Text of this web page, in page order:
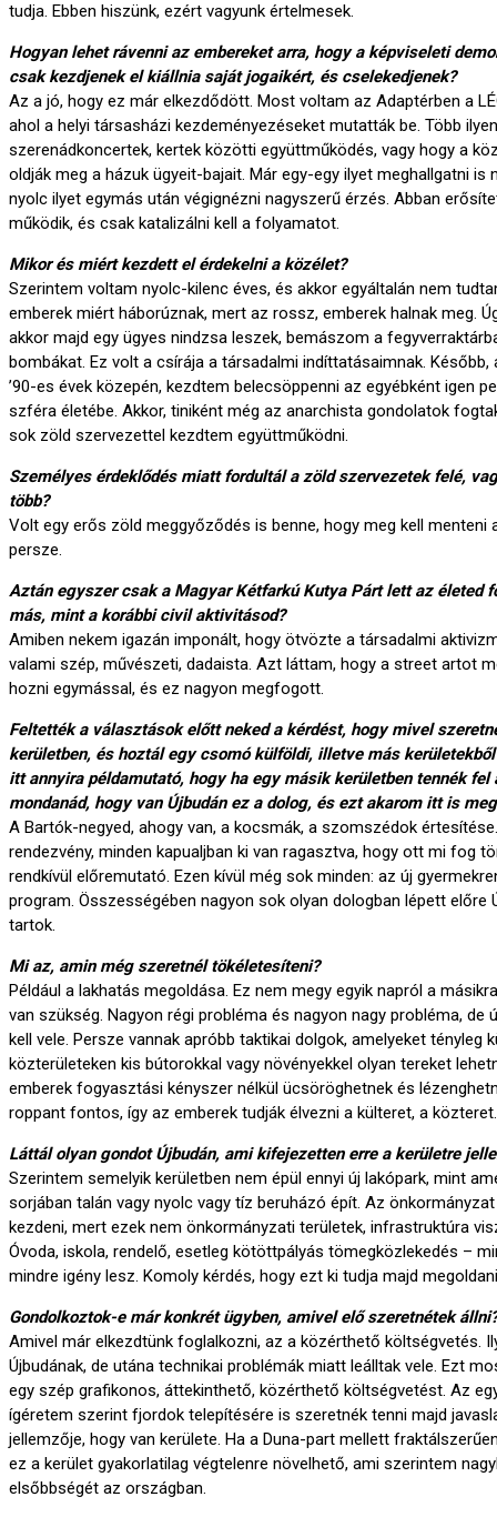
tudja. Ebben hiszünk, ezért vagyunk értelmesek.
Hogyan lehet rávenni az embereket arra, hogy a képviseleti
csak kezdjenek el kiállnia saját jogaikért, és cselekedjenek?
Az a jó, hogy ez már elkezdődött. Most voltam az Adaptérben a
ahol a helyi társasházi kezdeményezéseket mutatták be. Több
szerenádkoncertek, kertek közötti együttműködés, vagy hogy a
oldják meg a házuk ügyeit-bajait. Már egy-egy ilyet meghallgatni is
nyolc ilyet egymás után végignézni nagyszerű érzés. Abban
működik, és csak katalizálni kell a folyamatot.
Mikor és miért kezdett el érdekelni a közélet?
Szerintem voltam nyolc-kilenc éves, és akkor egyáltalán nem
emberek miért háborúznak, mert az rossz, emberek halnak meg.
akkor majd egy ügyes nindzsa leszek, bemászom a
bombákat. Ez volt a csírája a társadalmi indíttatásaimnak.
’90-es évek közepén, kezdtem belecsöppenni az egyébként igen
szféra életébe. Akkor, tiniként még az anarchista gondolatok
sok zöld szervezettel kezdtem együttműködni.
Személyes érdeklődés miatt fordultál a zöld szervezetek felé,
több?
Volt egy erős zöld meggyőződés is benne, hogy meg kell menteni
persze.
Aztán egyszer csak a Magyar Kétfarkú Kutya Párt lett az életed
más, mint a korábbi civil aktivitásod?
Amiben nekem igazán imponált, hogy ötvözte a társadalmi
valami szép, művészeti, dadaista. Azt láttam, hogy a street artot
hozni egymással, és ez nagyon megfogott.
Feltették a választások előtt neked a kérdést, hogy mivel
kerületben, és hoztál egy csomó külföldi, illetve más
itt annyira példamutató, hogy ha egy másik kerületben tennék fel
mondanád, hogy van Újbudán ez a dolog, és ezt akarom itt is
A Bartók-negyed, ahogy van, a kocsmák, a szomszédok
rendezvény, minden kapualjban ki van ragasztva, hogy ott mi fog
rendkívül előremutató. Ezen kívül még sok minden: az új
program. Összességében nagyon sok olyan dologban lépett előre
tartok.
Mi az, amin még szeretnél tökéletesíteni?
Például a lakhatás megoldása. Ez nem megy egyik napról a
van szükség. Nagyon régi probléma és nagyon nagy probléma, de
kell vele. Persze vannak apróbb taktikai dolgok, amelyeket tényleg
közterületeken kis bútorokkal vagy növényekkel olyan tereket
emberek fogyasztási kényszer nélkül ücsöröghetnek és
roppant fontos, így az emberek tudják élvezni a külteret, a
Láttál olyan gondot Újbudán, ami kifejezetten erre a kerületre
Szerintem semelyik kerületben nem épül ennyi új lakópark, mint
sorjában talán vagy nyolc vagy tíz beruházó épít. Az
kezdeni, mert ezek nem önkormányzati területek, infrastruktúra
Óvoda, iskola, rendelő, esetleg kötöttpályás tömegközlekedés –
mindre igény lesz. Komoly kérdés, hogy ezt ki tudja majd
Gondolkoztok-e már konkrét ügyben, amivel elő szeretnétek
Amivel már elkezdtünk foglalkozni, az a közérthető költségvetés.
Újbudának, de utána technikai problémák miatt leálltak vele. Ezt
egy szép grafikonos, áttekinthető, közérthető költségvetést. Az
ígéretem szerint fjordok telepítésére is szeretnék tenni majd
jellemzője, hogy van kerülete. Ha a Duna-part mellett
ez a kerület gyakorlatilag végtelenre növelhető, ami szerintem
elsőbbségét az országban.